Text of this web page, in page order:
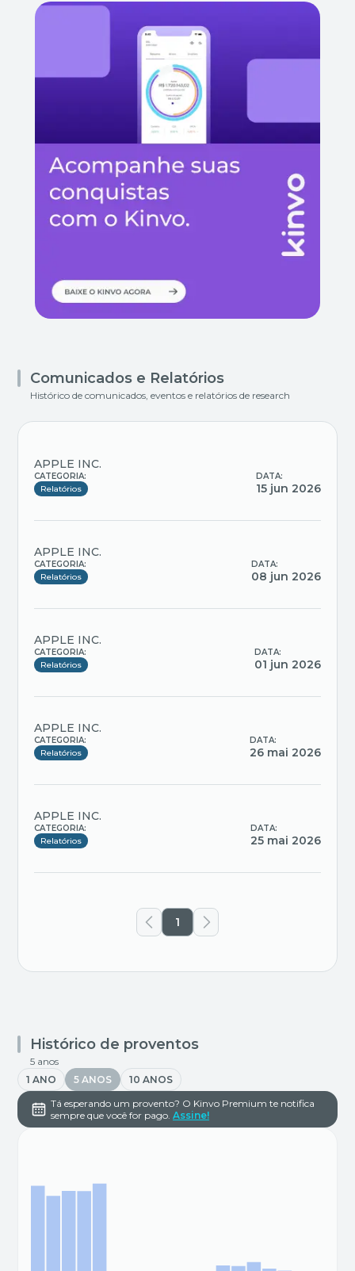
Comunicados e Relatórios
Histórico de comunicados, eventos e relatórios de research
APPLE INC.
CATEGORIA:
Relatórios
DATA:
15 jun 2026
APPLE INC.
CATEGORIA:
Relatórios
DATA:
08 jun 2026
APPLE INC.
CATEGORIA:
Relatórios
DATA:
01 jun 2026
APPLE INC.
CATEGORIA:
Relatórios
DATA:
26 mai 2026
APPLE INC.
CATEGORIA:
Relatórios
DATA:
25 mai 2026
1
Histórico de proventos
5 anos
1 ANO
5 ANOS
10 ANOS
Tá esperando um provento? O Kinvo Premium te notifica
sempre que você for pago. Assine!